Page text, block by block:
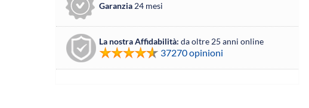
Garanzia24 mesi
La nostra Affidabilità: da oltre 25 anni online
37270 opinioni